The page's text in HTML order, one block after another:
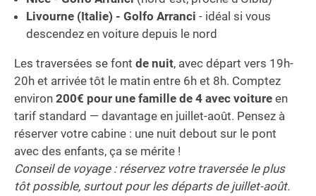
Livourne (Italie) - Golfo Arranci - idéal si vous
descendez en voiture depuis le nord
Les traversées se font de nuit, avec départ vers 19h-
20h et arrivée tôt le matin entre 6h et 8h. Comptez
environ 200€ pour une famille de 4 avec voiture en
tarif standard — davantage en juillet-août. Pensez à
réserver votre cabine : une nuit debout sur le pont
avec des enfants, ça se mérite !
Conseil de voyage : réservez votre traversée le plus
tôt possible, surtout pour les départs de juillet-août.